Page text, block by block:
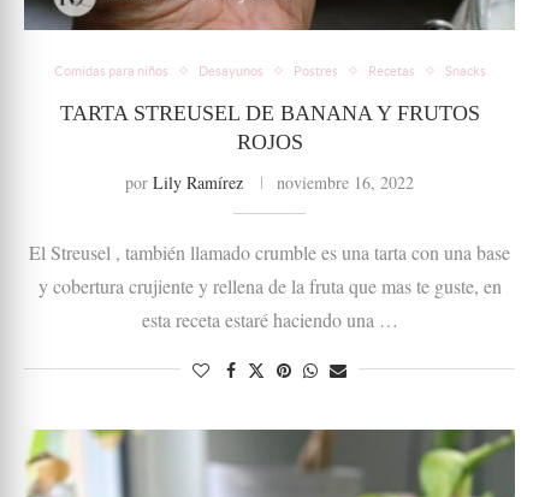
Comidas para niños Desayunos Postres Recetas Snacks
TARTA STREUSEL DE BANANA Y FRUTOS
ROJOS
por Lily Ramírez noviembre 16, 2022
El Streusel , también llamado crumble es una tarta con una base
y cobertura crujiente y rellena de la fruta que mas te guste, en
esta receta estaré haciendo una …